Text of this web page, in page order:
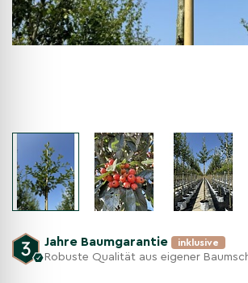
Jahre Baumgarantie inklusive
Robuste Qualität aus eigener